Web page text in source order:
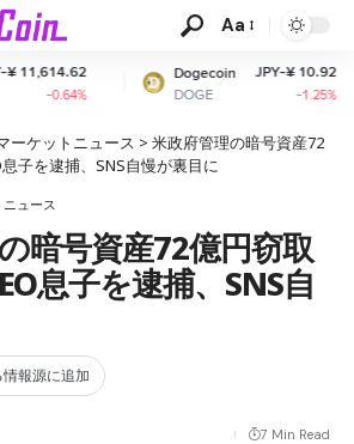
Aa
Dogecoin
DOGE
JPY-¥ 10.92
-1.25%
Cardano
ADA
ーケットニュース > 米政府管理の暗号資産72
子を逮捕、SNS自慢が裏目に
ニュース
暗号資産72億円窃取
息子を逮捕、SNS自
報源に追加
7 Min Read